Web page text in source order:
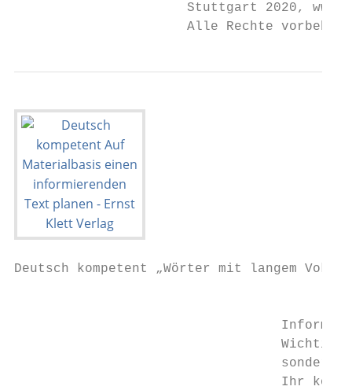
Stuttgart 2020,
Alle Rechte
Deutsch kompetent „Wörter mit langem
Wichtig
sondern
Ihr